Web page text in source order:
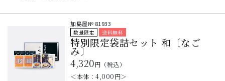
加島屋№ 81933
数量限定 送料無料
特別限定袋詰セット 和〔なご
み〕
4,320円（税込）
＜本体：4,000円＞